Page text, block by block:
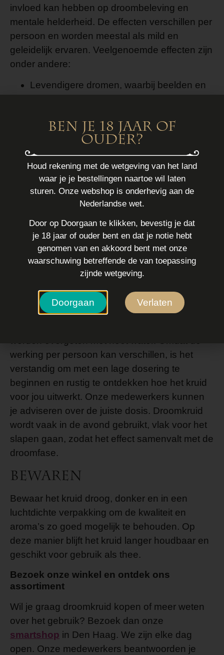
invloed kan hebben op droombeleving en
mentale helderheid. De effecten verschillen per
persoon en worden meestal als mild en
geleidelijk ervaren. Veelgenoemde effecten zijn
onder andere:
Levendigere dromen, waarbij beelden en
dromen na het ontwaken duidelijker blijven
Verhoogde mentale helderheid rond het
inslapen en ontwaken.
Een licht dromerig of
bewustzijnsverruimend gevoel, zonder
Als je ook wil ontspannen gedurende de dag,
kun je bijvoorbeeld kiezen voorblauwe lotus
CBD. Deze producten staan bekend om hun
rustgevende werking.
Gebruik en dosering
Droomkruid wordt meestal gebruikt in
worden overgoten met heet water. Omdat de
werking per persoon kan verschillen, is het
verstandig om met een lage dosering te
beginnen en rustig te ontdekken hoe het kruid
voor jou uitwerkt. Onze medewerkers kunnen
je adviseren over de juiste dosis. Droomkruid
wordt vaak in de avond gebruikt, vlak voor het
slapen gaan, zodat het effect samenvalt met de
droomfase.
Bewaren
Bewaar het kruid droog, donker en in een
luchtdichte verpakking om de kwaliteit en
aroma’s zo goed mogelijk te behouden. Op
deze manier blijft het kruid langer houdbaar en
geschikt voor gebruik als thee.
Bezoek onze winkel en ontdek ons
assortiment
Wil je graag droomkruid kopen of meer weten
over het gebruik? Bezoek dan onze
smartshop in Den Haag. We zijn elke dag
open. Onze medewerkers beantwoorden je
Ben je 18 jaar of
ouder?
Houd rekening met de wetgeving van het land
waar je je bestellingen naartoe wil laten
sturen. Onze webshop is onderhevig aan de
Nederlandse wet.
Door op Doorgaan te klikken, bevestig je dat
je 18 jaar of ouder bent en dat je notie hebt
genomen van en akkoord bent met onze
waarschuwing betreffende de van toepassing
zijnde wetgeving.
Doorgaan Verlaten